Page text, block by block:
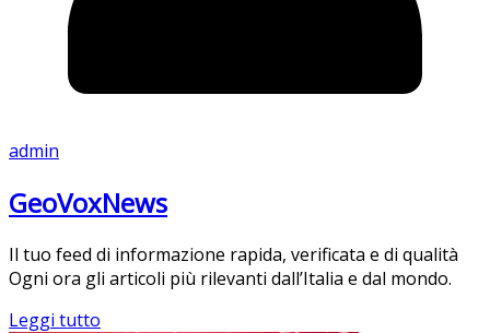
admin
GeoVoxNews
Il tuo feed di informazione rapida, verificata e di qualità
Ogni ora gli articoli più rilevanti dall’Italia e dal mondo.
Leggi tutto